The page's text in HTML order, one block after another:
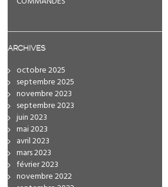
ARCHIVES
octobre 2025
septembre 2025
novembre 2023
septembre 2023
juin 2023
mai 2023
avril 2023
mars 2023
février 2023
novembre 2022